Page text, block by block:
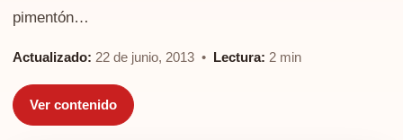
pimentón…
Actualizado: 22 de junio, 2013 • Lectura: 2 min
Ver contenido